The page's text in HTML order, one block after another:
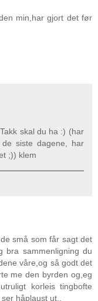
min,har gjort det før
skal du ha :) (har
siste dagene, har
;)) klem
små som får sagt det
bra sammenligning du
våre,og så godt det
me den byrden og,eg
korleis tingbofte
håplaust ut..